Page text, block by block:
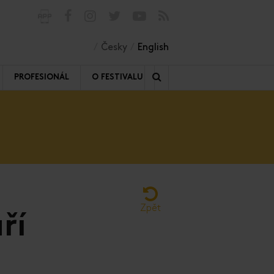
Česky English
PROFESIONÁL O FESTIVALU
Zpět